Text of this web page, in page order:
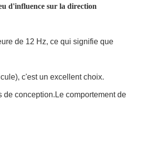
d'influence sur la direction
de 12 Hz, ce qui signifie que
c'est un excellent choix.
conception.Le comportement de